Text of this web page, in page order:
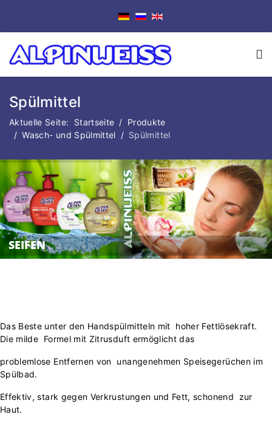
Spülmittel
Aktuelle Seite: Startseite
Produkte
Wasch- und Spülmittel
Spülmittel
SEIFEN
Das Beste unter den Handspülmitteln mit hoher Fettlösekraft.
Die milde Formel mit Zitrusduft ermöglicht das
problemlose Entfernen von unangenehmen Speisegerüchen im
Spülbad.
Effektiv, stark gegen Verkrustungen und Fett, schonend zur
Haut.